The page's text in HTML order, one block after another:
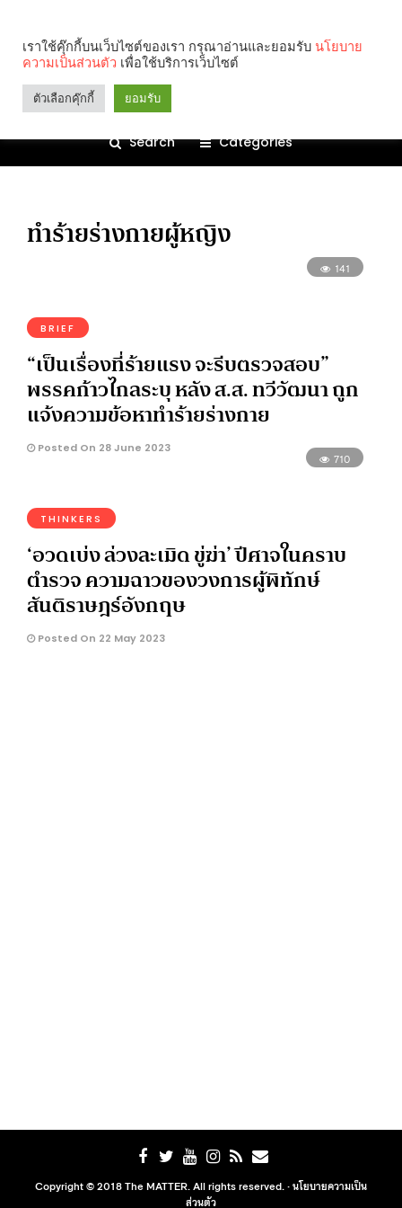
Search Categories
ทำร้ายร่างกายผู้หญิง
141
BRIEF
“เป็นเรื่องที่ร้ายแรง จะรีบตรวจสอบ”
พรรคก้าวไกลระบุ หลัง ส.ส. ทวีวัฒนา ถูก
แจ้งความข้อหาทำร้ายร่างกาย
Posted On 28 June 2023
710
THINKERS
‘อวดเบ่ง ล่วงละเมิด ขู่ฆ่า’ ปีศาจในคราบ
ตำรวจ ความฉาวของวงการผู้พิทักษ์
สันติราษฎร์อังกฤษ
Posted On 22 May 2023
Copyright © 2018 The MATTER. All rights reserved. ·นโยบายความเป็น
ส่วนตัว
เราใช้คุ๊กกี้บนเว็บไซต์ของเรา กรุณาอ่านและยอมรับ นโยบาย
ความเป็นส่วนตัว เพื่อใช้บริการเว็บไซต์
ตัวเลือกคุ๊กกี้ ยอมรับ